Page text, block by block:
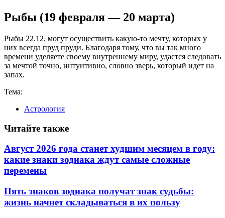
Рыбы (19 февраля — 20 марта)
Рыбы 22.12. могут осуществить какую-то мечту, которых у
них всегда пруд пруди. Благодаря тому, что вы так много
времени уделяете своему внутреннему миру, удастся следовать
за мечтой точно, интуитивно, словно зверь, который идет на
запах.
Тема:
Астрология
Читайте также
Август 2026 года станет худшим месяцем в году:
какие знаки зодиака ждут самые сложные
перемены
Пять знаков зодиака получат знак судьбы:
жизнь начнет складываться в их пользу